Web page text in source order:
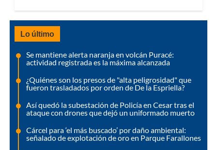
Lo último
Se mantiene alerta naranja en volcán Puracé:
actividad registrada es la máxima alcanzada
¿Quiénes son los presos de "alta peligrosidad" que
fueron trasladados por orden de De la Espriella?
Así quedó la subestación de Policía en Cesar tras el
ataque con drones que dejó un uniformado muerto
Cárcel para ‘el más buscado’ por daño ambiental:
señalado de explotación de oro en Parque Farallones